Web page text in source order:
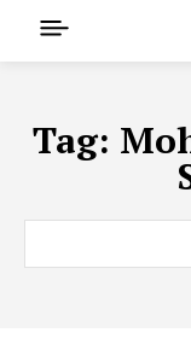
Tag: